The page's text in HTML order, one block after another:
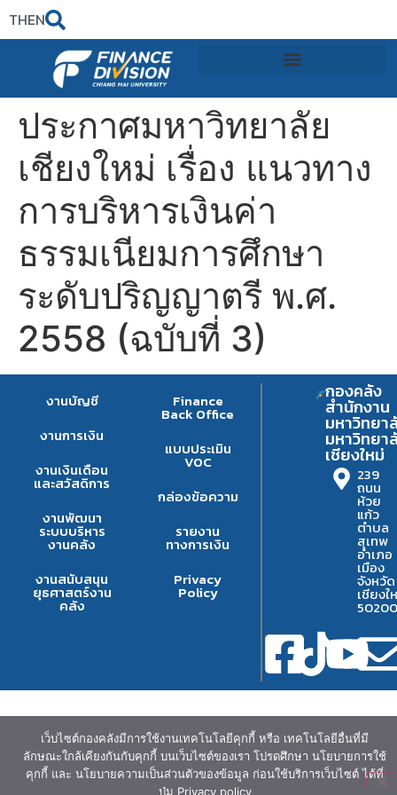
THEN
ประกาศมหาวิทยาลัย
เชียงใหม่ เรื่อง แนวทาง
การบริหารเงินค่า
ธรรมเนียมการศึกษา
ระดับปริญญาตรี พ.ศ.
2558 (ฉบับที่ 3)
งานบัญชี
งานการเงิน
งานเงินเดือน
และสวัสดิการ
งานพัฒนา
ระบบบริหาร
งานคลัง
งานสนับสนุน
ยุธศาสตร์งาน
คลัง
Finance
Back Office
แบบประเมิน
VOC
กล่องข้อความ
รายงาน
ทางการเงิน
Privacy
Policy
กองคลัง
สำนักงาน
มหาวิทยา
มหาวิทยา
เชียงใหม่
239
ถนน
ห้วย
แก้ว
ตำบล
สุเทพ
อำเภอ
เมือง
จังหวัด
เชียงใ
50200
เว็บไซต์กองคลังมีการใช้งานเทคโนโลยีคุกกี้ หรือ เทคโนโลยีอื่นที่มี
ลักษณะใกล้เคียงกันกับคุกกี้ บนเว็บไซต์ของเรา โปรดศึกษา นโยบายการใช้
คุกกี้ และ นโยบายความเป็นส่วนตัวของข้อมูล ก่อนใช้บริการเว็บไซต์ ได้ที่
ปุ่ม Privacy policy